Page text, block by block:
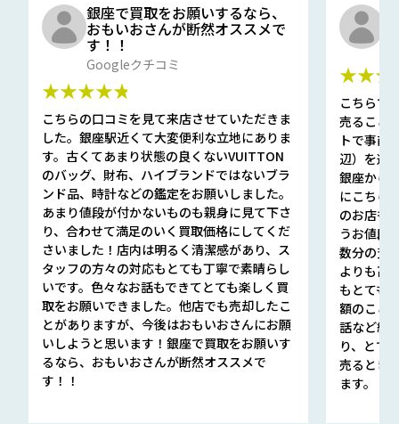
銀座で買取をお願いするなら、
おもいおさんが断然オススメで
す！！
Googleクチコミ
★★★★★
こちらの口コミを見て来店させていただきま
した。銀座駅近くて大変便利な立地にありま
す。古くてあまり状態の良くないVUITTON
のバッグ、財布、ハイブランドではないブラ
ンド品、時計などの鑑定をお願いしました。
あまり値段が付かないものも親身に見て下さ
り、合わせて満足のいく買取価格にしてくだ
さいました！店内は明るく清潔感があり、ス
タッフの方々の対応もとても丁寧で素晴らし
いです。色々なお話もできてとても楽しく買
取をお願いできました。他店でも売却したこ
とがありますが、今後はおもいおさんにお願
いしようと思います！銀座で買取をお願いす
るなら、おもいおさんが断然オススメで
す！！
こちらで
売ること
トで事前
辺）を選
銀座から
にこちら
のお店も
うお値段
数分の査
よりも高
もとても
額のこと
話など細
り、とて
売るとき
ます。